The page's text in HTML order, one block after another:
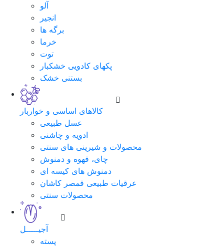
آلو
انجیر
برگه ها
خرما
توت
پکهای کادویی خشکبار
بستنی خشک
کالاهای اساسی و خواربار
عسل طبیعی
ادویه و چاشنی
محصولات و شیرینی های سنتی
چای، قهوه و دمنوش
دمنوش های کیسه ای
عرقیات طبیعی قمصر کاشان
محصولات سنتی
آجیـــــل
پسته